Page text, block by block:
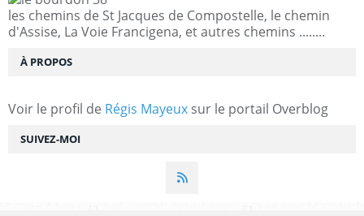
SUIVEZ-MOI
les chemins de St Jacques de Compostelle, le chemin
d'Assise, La Voie Francigena, et autres chemins ........
À PROPOS
Voir le profil de Régis Mayeux sur le portail Overblog